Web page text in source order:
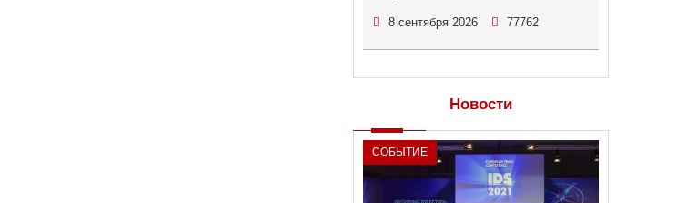
8 сентября 2026 77762
Новости
СОБЫТИЕ